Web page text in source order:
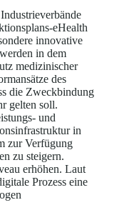
eHealth
innovative
in dem
medizinischer
des
die Zweckbindung
gelten soll.
und
in
zur Verfügung
zu steigern.
erhöhen. Laut
Prozess eine